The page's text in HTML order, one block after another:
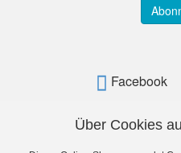
Facebook
Über Cookies